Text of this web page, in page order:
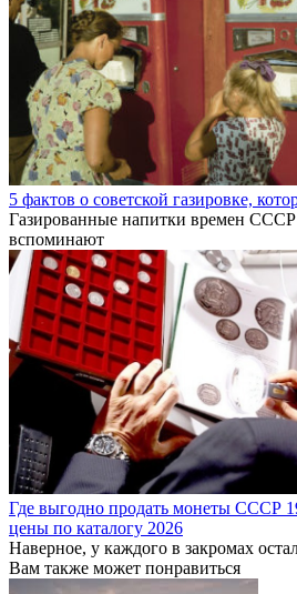
5 фактов о советской газировке,
Газированные напитки времен
вспоминают
Где выгодно продать монеты СССР
цены по каталогу 2026
Наверное, у каждого в закромах
Вам также может понравиться